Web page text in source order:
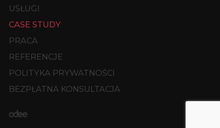
USŁUGI
CASE STUDY
PRACA
REFERENCJE
POLITYKA PRYWATNOŚCI
BEZPŁATNA KONSULTACJA